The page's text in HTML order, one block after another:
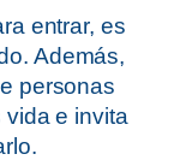
entrar, es
Además,
personas
e invita